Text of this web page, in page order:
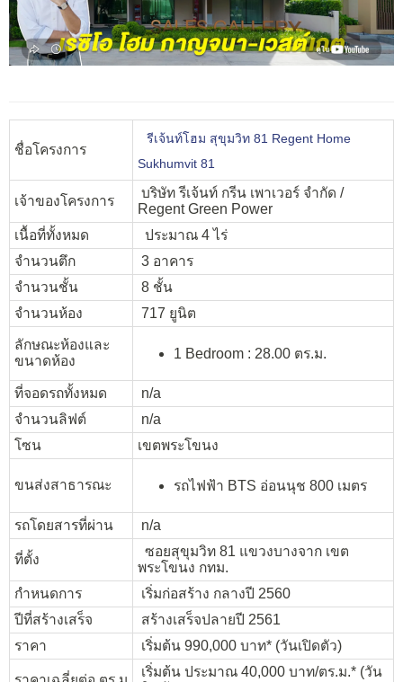
ชื่อโครงการ
รีเจ้นท์โฮม สุขุมวิท 81 Regent Home
Sukhumvit 81
เจ้าของโครงการ
บริษัท รีเจ้นท์ กรีน เพาเวอร์ จำกัด /
Regent Green Power
เนื้อที่ทั้งหมด
ประมาณ 4 ไร่
จำนวนตึก
3 อาคาร
จำนวนชั้น
8 ชั้น
จำนวนห้อง
717 ยูนิต
ลักษณะห้องและ
ขนาดห้อง
1 Bedroom : 28.00 ตร.ม.
ที่จอดรถทั้งหมด
n/a
จำนวนลิฟต์
n/a
โซน
เขตพระโขนง
ขนส่งสาธารณะ รถไฟฟ้า BTS อ่อนนุช 800 เมตร
รถโดยสารที่ผ่าน n/a
ที่ตั้ง
ซอยสุขุมวิท 81 แขวงบางจาก เขต
พระโขนง กทม.
กำหนดการ
เริ่มก่อสร้าง กลางปี 2560
ปีที่สร้างเสร็จ
สร้างเสร็จปลายปี 2561
ราคา
เริ่มต้น 990,000 บาท* (วันเปิดตัว)
เริ่มต้น ประมาณ 40,000 บาท/ตร.ม.* (วัน